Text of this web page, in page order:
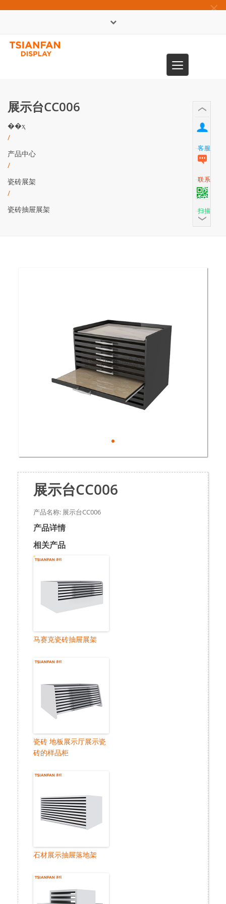
×
Toggle
navigation
展示台CC006
��ҳ
/
产品中心
/
瓷砖展架
/
瓷砖抽屉展架
展示台CC006
产品名称: 展示台CC006
产品详情
相关产品
马赛克瓷砖抽屉展架
瓷砖 地板展示厅展示瓷
砖的样品柜
石材展示抽屉落地架
客服
联系
扫描